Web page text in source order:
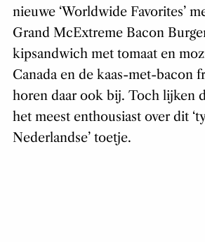
nieuwe ‘Worldwide Favorites’
Grand McExtreme Bacon
kipsandwich met tomaat en
Canada en de kaas-met-bacon
horen daar ook bij. Toch lijken
het meest enthousiast over dit
Nederlandse’ toetje.